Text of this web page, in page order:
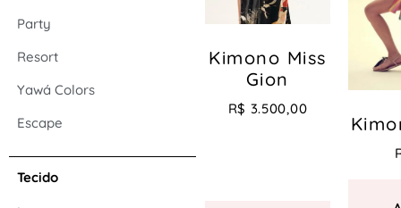
Party
Resort
Yawá Colors
Escape
Tecido
Kimono Miss
Gion
R$ 3.500,00